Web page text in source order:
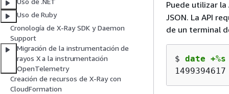
Uso de Ruby
Cronología de X-Ray SDK y Daemon
Support
Migración de la instrumentación de
rayos X a la instrumentación
OpenTelemetry
Creación de recursos de X-Ray con
CloudFormation
Puede utilizar la
JSON. La API
de un terminal
$ date +%s
1499394617